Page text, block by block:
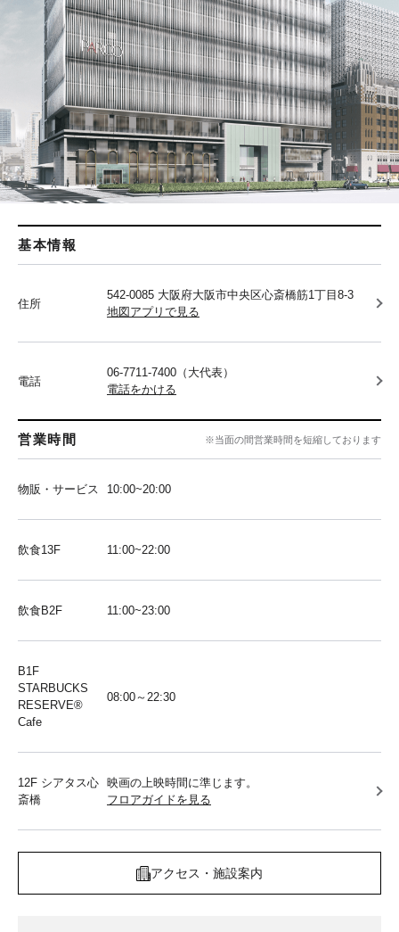
基本情報
住所
542-0085 大阪府大阪市中央区心斎橋筋1丁目8-3
地図アプリで見る
電話
06-7711-7400（大代表）
電話をかける
営業時間 ※当面の間営業時間を短縮しております
物販・サービス 10:00~20:00
飲食13F 11:00~22:00
飲食B2F 11:00~23:00
B1F
STARBUCKS
RESERVE®︎
Cafe
08:00～22:30
12F シアタス心
斎橋
映画の上映時間に準じます。
フロアガイドを見る
アクセス・施設案内